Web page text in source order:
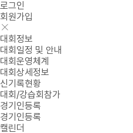
로그인
회원가입
대회정보
대회일정 및 안내
대회운영체계
대회상세정보
신기록현황
대회/강습회참가
경기인등록
경기인등록
캘린더